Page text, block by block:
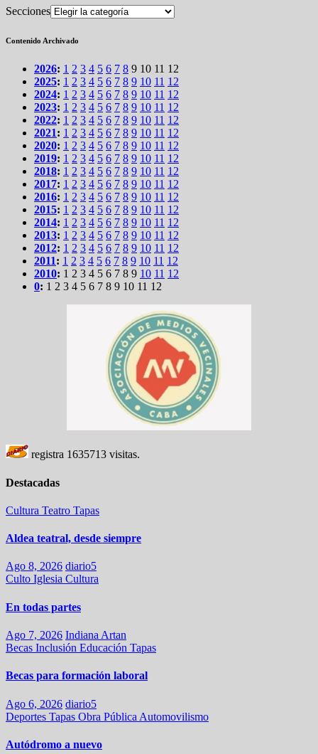
Secciones
Contenido Archivado
2026: 1 2 3 4 5 6 7 8 9 10 11 12
2025: 1 2 3 4 5 6 7 8 9 10 11 12
2024: 1 2 3 4 5 6 7 8 9 10 11 12
2023: 1 2 3 4 5 6 7 8 9 10 11 12
2022: 1 2 3 4 5 6 7 8 9 10 11 12
2021: 1 2 3 4 5 6 7 8 9 10 11 12
2020: 1 2 3 4 5 6 7 8 9 10 11 12
2019: 1 2 3 4 5 6 7 8 9 10 11 12
2018: 1 2 3 4 5 6 7 8 9 10 11 12
2017: 1 2 3 4 5 6 7 8 9 10 11 12
2016: 1 2 3 4 5 6 7 8 9 10 11 12
2015: 1 2 3 4 5 6 7 8 9 10 11 12
2014: 1 2 3 4 5 6 7 8 9 10 11 12
2013: 1 2 3 4 5 6 7 8 9 10 11 12
2012: 1 2 3 4 5 6 7 8 9 10 11 12
2011: 1 2 3 4 5 6 7 8 9 10 11 12
2010: 1 2 3 4 5 6 7 8 9 10 11 12
0: 1 2 3 4 5 6 7 8 9 10 11 12
registra 1635713 visitas.
Destacadas
Cultura Teatro Tapas
Aldea teatral, desde siempre
Ago 8, 2026 diario5
Culto Iglesia Cultura
En todas partes
Ago 7, 2026 Indiana Artan
Becas Inclusión Educación Tapas
Becas para formación laboral
Ago 6, 2026 diario5
Deportes Tapas Obra Pública Automovilismo
Autódromo a nuevo